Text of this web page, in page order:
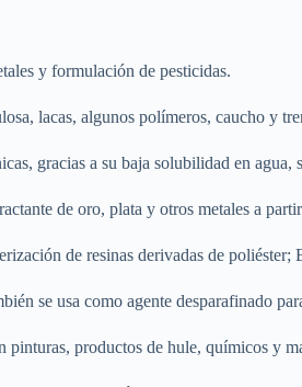
y formulación de pesticidas.
lacas, algunos polímeros, caucho y
gracias a su baja solubilidad en
de oro, plata y otros metales a
de resinas derivadas de
se usa como agente desparafinado
pinturas, productos de hule, químicos y